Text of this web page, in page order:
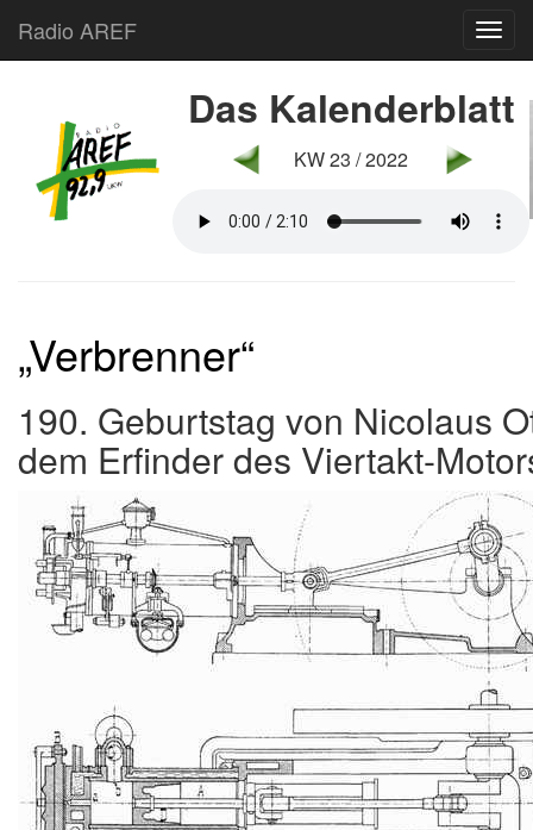
Radio AREF
Das Kalenderblatt
KW 23 / 2022
„Verbrenner“
190. Geburtstag von Nicolaus
dem Erfinder des Viertakt-